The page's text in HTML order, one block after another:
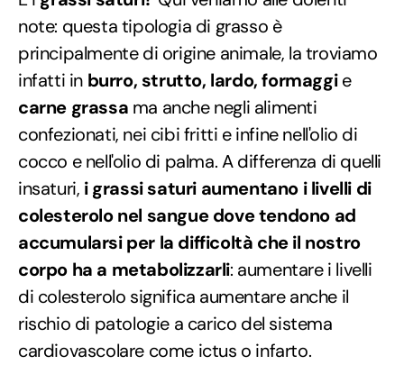
note: questa tipologia di grasso è
principalmente di origine animale, la troviamo
infatti in burro, strutto, lardo, formaggie
carne grassa ma anche negli alimenti
confezionati, nei cibi fritti e infine nell'olio di
cocco e nell'olio di palma. A differenza di quelli
insaturi, i grassi saturi aumentano i livelli di
colesterolo nel sangue dove tendono ad
accumularsi per la difficoltà che il nostro
corpo ha a metabolizzarli: aumentare i livelli
di colesterolo significa aumentare anche il
rischio di patologie a carico del sistema
cardiovascolare come ictus o infarto.